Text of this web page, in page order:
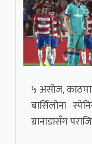
५ असोज,
बार्सिलोना
ग्रानाडासँग